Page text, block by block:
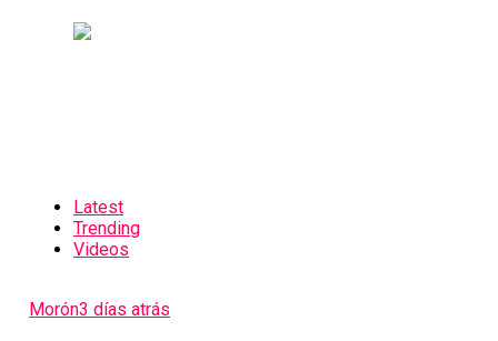
Latest
Trending
Videos
Morón3 días atrás